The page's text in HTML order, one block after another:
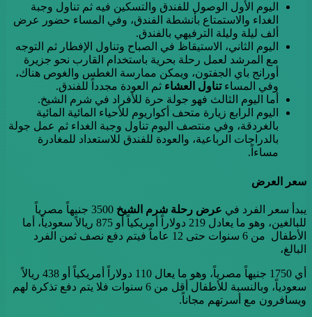
اليوم الأول الوصول للفندق والتسكين فيه ثم تناول وجبة
الغداء والاستمتاع بأنشطة الفندق، وفي المساء حضور عرض
ألف ليلة وليلة الترفيهي بالفندق.
اليوم الثاني، الاستيقاظ في الصباح وتناول الإفطار ثم التوجه
مع المرشد لعمل رحلة بحرية باستخدام القارب نحو جزيرة
أورانج باي الجفتون، ويمكن ممارسة الغطس والغوص هناك،
وفي المساءتناول العشاء ثم العودة مجدداً للفندق.
أما اليوم الثالث فهو جولة حرة للأفراد في شرم الشيخ.
اليوم الرابع زيارة متحف أكواريوم للأحياء المائية المائية
بالغردقة، وفي منتصف اليوم تناول وجبة الغداء ثم عمل جولة
بالدراجات الرباعية، والعودة للفندق للاستعداد للمغادرة
مساءاً.
سعر العرض
يبدأ سعر الفرد في عرض رحلة شرم الشيخ
3500 جنيهاً مصرياً
للبالغين، وهو ما يعادل 219 دولاراً أمريكياً أو 875 ريالاً سعودياً، أما
الأطفال من 6 سنوات حتى 12 عاماً فيتم دفع نصف ثمن الفرد
البالغ،
أي 1750 جنيهاً مصرياً، وهو ما يعال 110 دولاراً أمريكياً أو 438 ريالاً
سعودياً، وبالنسبة للأطفال أقل من 6 سنوات فلا يتم دفع تذكرة لهم
ويسافرون مع أسرتهم مجاناً.